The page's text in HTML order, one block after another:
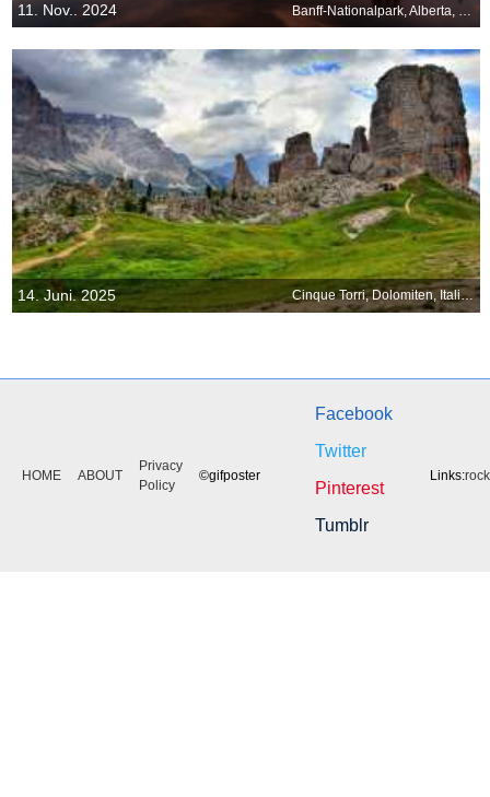
11. Nov.. 2024
14. Juni. 2025 Cinque Torri, Dolomiten, Italien
HOME ABOUT
Privacy
Policy
©gifposter
Facebook
Twitter
Pinterest
Tumblr
Links: